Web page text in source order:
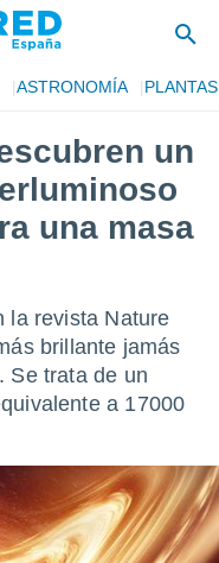
ASTRONOMÍA PLANTAS
un
una masa
la revista Nature
brillante jamás
Se trata de un
a 17000